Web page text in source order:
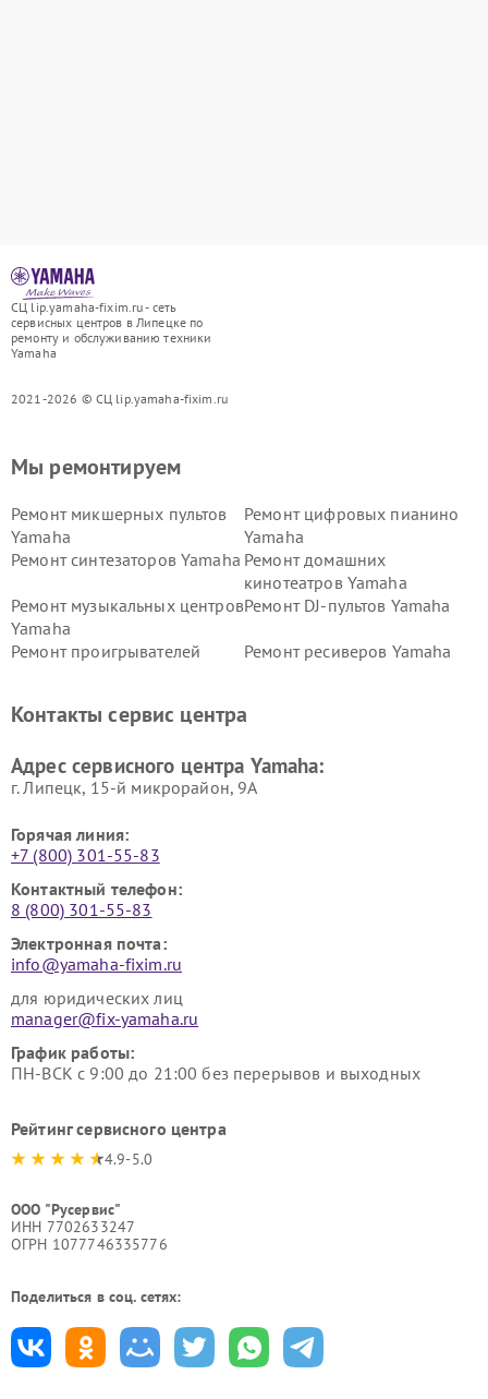
СЦ lip.yamaha-fixim.ru - сеть
сервисных центров в Липецке по
ремонту и обслуживанию техники
Yamaha
2021-2026 © СЦ lip.yamaha-fixim.ru
Мы ремонтируем
Ремонт микшерных пультов
Yamaha
Ремонт цифровых пианино
Yamaha
Ремонт синтезаторов Yamaha Ремонт домашних
кинотеатров Yamaha
Ремонт музыкальных центров
Yamaha
Ремонт DJ-пультов Yamaha
Ремонт проигрывателей
Ремонт ресиверов Yamaha
Yamaha
Yamaha
Контакты сервис центра
Адрес сервисного центра Yamaha:
г. Липецк, 15-й микрорайон, 9А
Горячая линия:
+7 (800) 301-55-83
Контактный телефон:
8 (800) 301-55-83
Электронная почта:
info@yamaha-fixim.ru
для юридических лиц
manager@fix-yamaha.ru
График работы:
ПН-ВСК с 9:00 до 21:00 без перерывов и выходных
Рейтинг сервисного центра
4.9-5.0
ООО "Русервис"
ИНН 7702633247
ОГРН 1077746335776
Поделиться в соц. сетях: